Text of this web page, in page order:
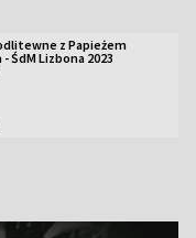
z Papieżem
ŚdM Lizbona 2023